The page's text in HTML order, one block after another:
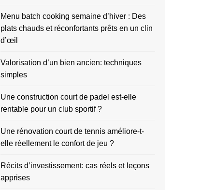
Menu batch cooking semaine d’hiver : Des
plats chauds et réconfortants prêts en un clin
d’œil
Valorisation d’un bien ancien: techniques
simples
Une construction court de padel est-elle
rentable pour un club sportif ?
Une rénovation court de tennis améliore-t-
elle réellement le confort de jeu ?
Récits d’investissement: cas réels et leçons
apprises